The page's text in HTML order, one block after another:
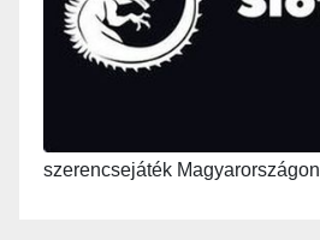
szerencsejáték Magyarországon